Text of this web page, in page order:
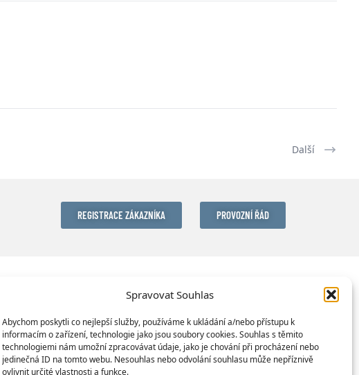
Spravovat Souhlas
Abychom poskytli co nejlepší služby, používáme k ukládání a/nebo přístupu k
informacím o zařízení, technologie jako jsou soubory cookies. Souhlas s těmito
technologiemi nám umožní zpracovávat údaje, jako je chování při procházení nebo
jedinečná ID na tomto webu. Nesouhlas nebo odvolání souhlasu může nepříznivě
ovlivnit určité vlastnosti a funkce.
Další
REGISTRACE ZÁKAZNÍKA PROVOZNÍ ŘÁD